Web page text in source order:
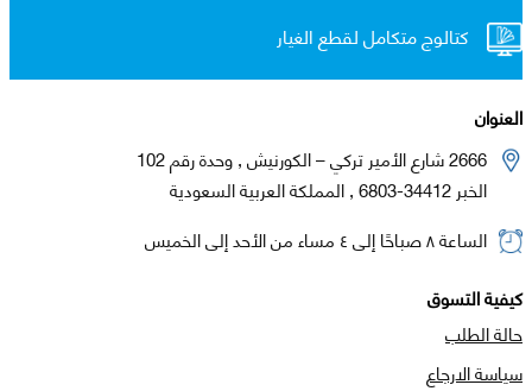
كتالوج متكامل لقطع الغيار
العنوان
2666 شارع الأمير تركي – الكورنيش , وحدة رقم 102
الخبر 34412-6803 , المملكة العربية السعودية
الساعة ٨ صباحًا إلى ٤ مساء من الأحد إلى الخميس
كيفية التسوق
حالة الطلب
سياسة الارجاع